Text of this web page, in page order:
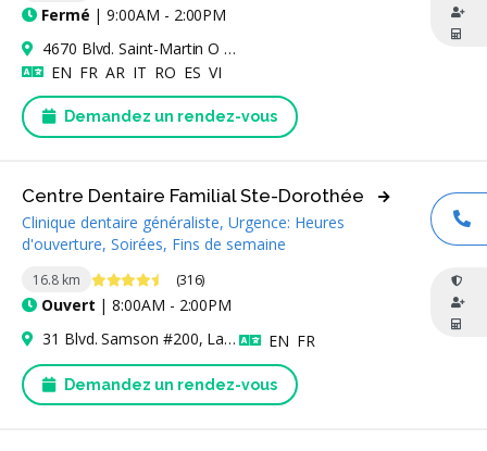
Fermé | 9:00AM - 2:00PM
Demandez un rendez-vous
4670 Blvd. Saint-Martin O Suite 202, Laval, QC H7T 2Y2, Canada
EN Anglais
FR Français
AR Arabe
IT Italien
RO Roumain
ES Espagnol
VI
16.8 km 4.7 étoiles (316)
Ouvert | 8:00AM - 2:00PM
Centre Dentaire Familial Ste-Dorothée
Clinique dentaire généraliste, Urgence: Heures
d'ouverture, Soirées, Fins de semaine
Demandez un rendez-vous
31 Blvd. Samson #200, Laval, QC H7X 3S5, Canada EN Anglais
FR